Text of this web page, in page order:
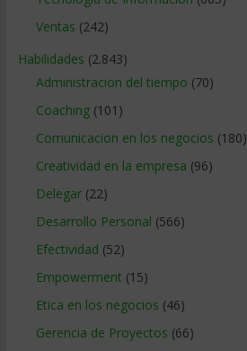
Ventas (242)
Habilidades (2.843)
Administracion del tiempo (70)
Coaching(101)
Comunicacion en los negocios (180)
Creatividad en la empresa (96)
Delegar(22)
Desarrollo Personal (566)
Efectividad (52)
Empowerment (15)
Etica en los negocios (46)
Gerencia de Proyectos (66)